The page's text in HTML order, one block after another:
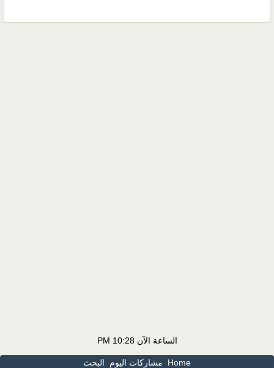
الساعة الآن10:28 PM
Home مشاركات اليوم البحث